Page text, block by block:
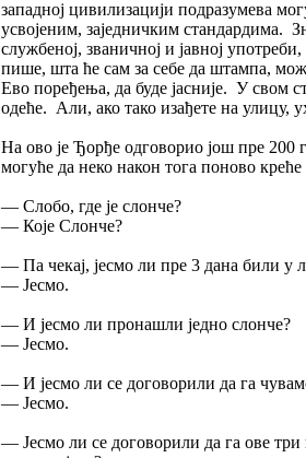
западној цивилизацији подразумева
усвојеним, заједничким стандардима.
службеној, званичној и јавној
пише, шта ће сам за себе да штампа,
Ево поређења, да буде јасније. У свом
одеће. Али, ако тако изађете на улицу,
На ово је Ђорђе одговорио још пре 200
могуће да неко након тога поново
— Слобо, где је слонче?
— Које Слонче?
— Па чекај, јесмо ли пре 3 дана били у
— Јесмо.
— И јесмо ли пронашли једно слонче?
— Јесмо.
— И јесмо ли се договорили да га
— Јесмо.
— Јесмо ли се договорили да га ове